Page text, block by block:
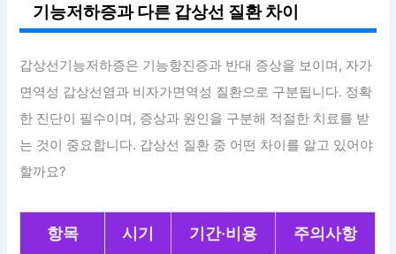
기능저하증과 다른 갑상선 질환 차이
갑상선기능저하증은 기능항진증과 반대 증상을 보이며, 자가
면역성 갑상선염과 비자가면역성 질환으로 구분됩니다. 정확
한 진단이 필수이며, 증상과 원인을 구분해 적절한 치료를 받
는 것이 중요합니다. 갑상선 질환 중 어떤 차이를 알고 있어야
할까요?
항목 시기 기간·비용 주의사항